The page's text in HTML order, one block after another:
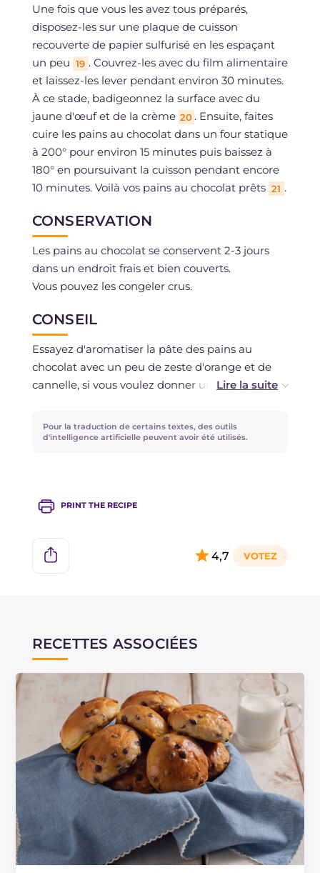
Une fois que vous les avez tous préparés,
disposez-les sur une plaque de cuisson
recouverte de papier sulfurisé en les espaçant
un peu 19 . Couvrez-les avec du film alimentaire
et laissez-les lever pendant environ 30 minutes.
À ce stade, badigeonnez la surface avec du
jaune d'œuf et de la crème 20 . Ensuite, faites
cuire les pains au chocolat dans un four statique
à 200° pour environ 15 minutes puis baissez à
180° en poursuivant la cuisson pendant encore
10 minutes. Voilà vos pains au chocolat prêts 21 .
CONSERVATION
Les pains au chocolat se conservent 2-3 jours
dans un endroit frais et bien couverts.
Vous pouvez les congeler crus.
CONSEIL
Essayez d'aromatiser la pâte des pains au
chocolat avec un peu de zeste d'orange et de
cannelle, si vous voulez donner une touche
Pour la traduction de certains textes, des outils
d'intelligence artificielle peuvent avoir été utilisés.
PRINT THE RECIPE
4,7
RECETTES ASSOCIÉES